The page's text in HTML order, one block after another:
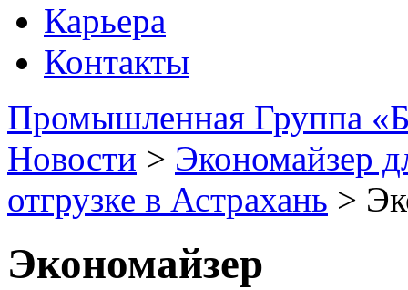
Карьера
Контакты
Промышленная Группа
Новости > Экономайзер
отгрузке в Астрахань >
Экономайзер